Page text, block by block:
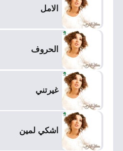
الامل
الحروف
غيرتني
اشكي لمين